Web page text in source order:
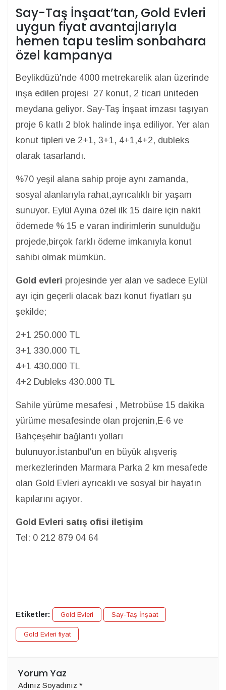
Say-Taş İnşaat’tan, Gold Evleri
uygun fiyat avantajlarıyla
hemen tapu teslim sonbahara
özel kampanya
Beylikdüzü'nde 4000 metrekarelik alan üzerinde
inşa edilen projesi 27 konut, 2 ticari üniteden
meydana geliyor. Say-Taş İnşaat imzası taşıyan
proje 6 katlı 2 blok halinde inşa ediliyor. Yer alan
konut tipleri ve 2+1, 3+1, 4+1,4+2, dubleks
olarak tasarlandı.
%70 yeşil alana sahip proje aynı zamanda,
sosyal alanlarıyla rahat,ayrıcalıklı bir yaşam
sunuyor. Eylül Ayına özel ilk 15 daire için nakit
ödemede % 15 e varan indirimlerin sunulduğu
projede,birçok farklı ödeme imkanıyla konut
sahibi olmak mümkün.
Gold evleri projesinde yer alan ve sadece Eylül
ayı için geçerli olacak bazı konut fiyatları şu
şekilde;
2+1 250.000 TL
3+1 330.000 TL
4+1 430.000 TL
4+2 Dubleks 430.000 TL
Sahile yürüme mesafesi , Metrobüse 15 dakika
yürüme mesafesinde olan projenin,E-6 ve
Bahçeşehir bağlantı yolları
bulunuyor.İstanbul'un en büyük alışveriş
merkezlerinden Marmara Parka 2 km mesafede
olan Gold Evleri ayrıcaklı ve sosyal bir hayatın
kapılarını açıyor.
Gold Evleri satış ofisi iletişim
Tel: 0 212 879 04 64
Etiketler: Gold Evleri Say-Taş İnşaat
Gold Evleri fiyat
Yorum Yaz
Adınız Soyadınız *